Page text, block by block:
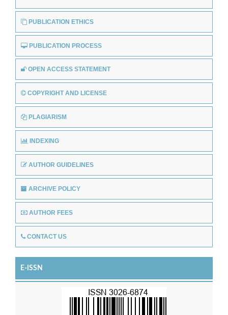
PUBLICATION ETHICS
PUBLICATION PROCESS
OPEN ACCESS STATEMENT
COPYRIGHT AND LICENSE
PLAGIARISM
INDEXING
AUTHOR GUIDELINES
ARCHIVE POLICY
AUTHOR FEES
CONTACT US
E-ISSN